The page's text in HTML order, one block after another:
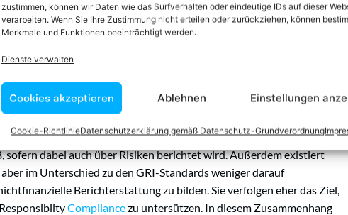
zustimmen, können wir Daten wie das Surfverhalten oder eindeutige IDs auf dieser
verarbeiten. Wenn Sie Ihre Zustimmung nicht erteilen oder zurückziehen, können
Merkmale und Funktionen beeinträchtigt werden.
Dienste verwalten
Cookies akzeptieren Ablehnen Einstellungen
Cookie-RichtlinieDatenschutzerklärung gemäß Datenschutz-Grundverordnung
internationalen Rechtsakten. Besonderer Erwähnung in diesem
Reporting Initiative (GRI), das am meisten angewandte
Neben den universellen Standards (GRI 100) finden sich auch
Reporting Initiative für Ökonomie, Ökologie und Soziales (GRI
nach den GRI-Standards erfüllt daher auch die gesetzlichen
sofern dabei auch über Risiken berichtet wird. Außerdem existiert
im Unterschied zu den GRI-Standards weniger darauf
Berichterstattung zu bilden. Sie verfolgen eher das Ziel,
Compliancezu untersützen. In diesem Zusammenhang